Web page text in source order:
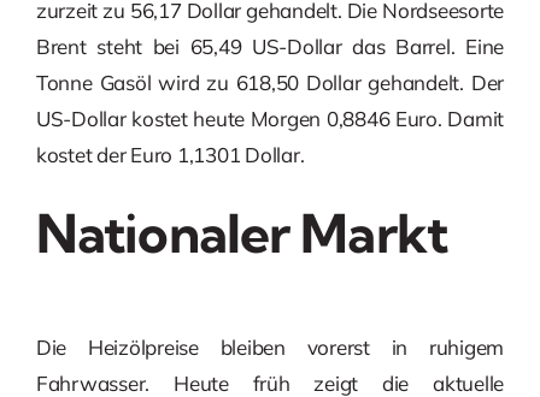
zurzeit zu 56,17 Dollar gehandelt. Die Nordseesorte
Brent steht bei 65,49 US-Dollar das Barrel. Eine
Tonne Gasöl wird zu 618,50 Dollar gehandelt. Der
US-Dollar kostet heute Morgen 0,8846 Euro. Damit
kostet der Euro 1,1301 Dollar.
Nationaler Markt
Die Heizölpreise bleiben vorerst in ruhigem
Fahrwasser. Heute früh zeigt die aktuelle